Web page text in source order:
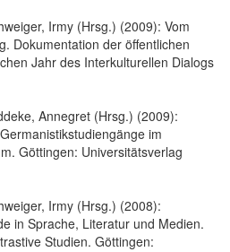
Irmy (Hrsg.) (2009): Vom
Dokumentation der öffentlichen
Jahr des Interkulturellen Dialogs
Annegret (Hrsg.) (2009):
im
Göttingen: Universitätsverlag
Irmy (Hrsg.) (2008):
in Sprache, Literatur und Medien.
Studien. Göttingen: